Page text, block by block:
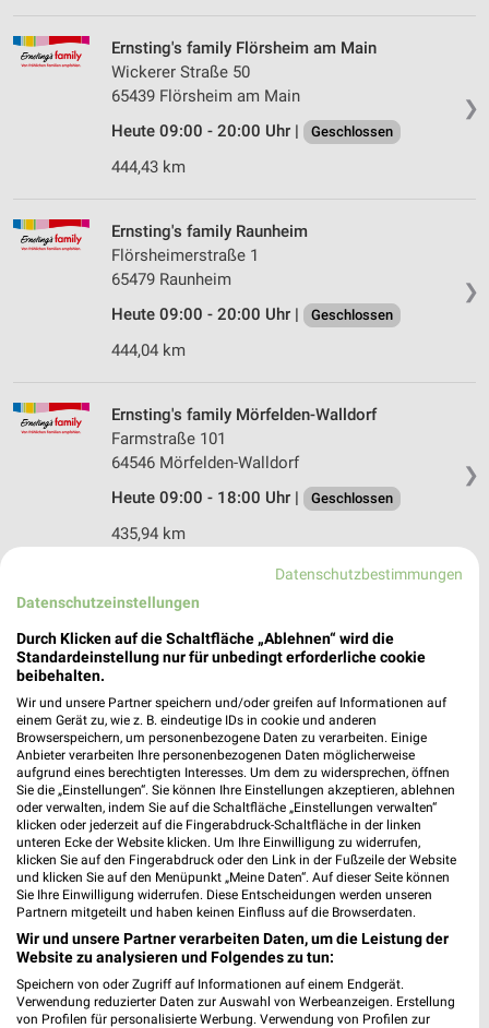
❯
Ernsting's family Flörsheim am Main
Wickerer Straße 50
65439 Flörsheim am Main
Heute 09:00 - 20:00 Uhr |
Geschlossen
444,43 km
❯
Ernsting's family Raunheim
Flörsheimerstraße 1
65479 Raunheim
Heute 09:00 - 20:00 Uhr |
Geschlossen
444,04 km
❯
Ernsting's family Mörfelden-Walldorf
Farmstraße 101
64546 Mörfelden-Walldorf
Heute 09:00 - 18:00 Uhr |
Geschlossen
435,94 km
Ernsting's family Friedrichsdorf
61381 Friedrichsdorf
415,38 km
Ernsting's family Neu-Isenburg
Hermesstraße 4
63263 Neu-Isenburg
Heute 09:30 - 20:00 Uhr | Geschlossen
427,16 km
Ernsting's family Rüsselsheim
Bahnhofstraße 22
65428 Rüsselsheim
Datenschutzbestimmungen
Datenschutzeinstellungen
Durch Klicken auf die Schaltfläche „Ablehnen“ wird die
Standardeinstellung nur für unbedingt erforderliche cookie
beibehalten.
Wir und unsere Partner speichern und/oder greifen auf Informationen auf
einem Gerät zu, wie z. B. eindeutige IDs in cookie und anderen
Browserspeichern, um personenbezogene Daten zu verarbeiten. Einige
Anbieter verarbeiten Ihre personenbezogenen Daten möglicherweise
aufgrund eines berechtigten Interesses. Um dem zu widersprechen, öffnen
Sie die „Einstellungen“. Sie können Ihre Einstellungen akzeptieren, ablehnen
oder verwalten, indem Sie auf die Schaltfläche „Einstellungen verwalten“
klicken oder jederzeit auf die Fingerabdruck-Schaltfläche in der linken
unteren Ecke der Website klicken. Um Ihre Einwilligung zu widerrufen,
klicken Sie auf den Fingerabdruck oder den Link in der Fußzeile der Website
und klicken Sie auf den Menüpunkt „Meine Daten“. Auf dieser Seite können
Sie Ihre Einwilligung widerrufen. Diese Entscheidungen werden unseren
Partnern mitgeteilt und haben keinen Einfluss auf die Browserdaten.
Wir und unsere Partner verarbeiten Daten, um die Leistung der
Website zu analysieren und Folgendes zu tun:
Speichern von oder Zugriff auf Informationen auf einem Endgerät.
Verwendung reduzierter Daten zur Auswahl von Werbeanzeigen. Erstellung
von Profilen für personalisierte Werbung. Verwendung von Profilen zur